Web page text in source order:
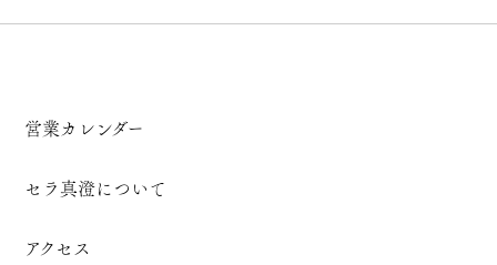
営業カレンダー
セラ真澄について
アクセス